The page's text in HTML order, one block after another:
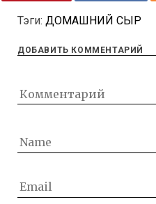
Тэги: ДОМАШНИЙ СЫР
ДОБАВИТЬ КОММЕНТАРИЙ